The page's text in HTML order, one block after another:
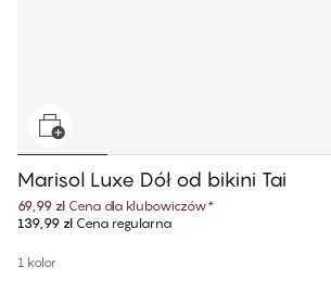
Marisol Luxe Dół od bikini Tai
69,99 zł Cena dla klubowiczów*
139,99 złCena regularna
1 kolor